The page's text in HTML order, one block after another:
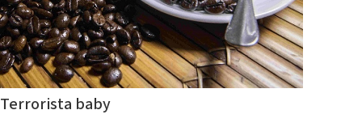
Terrorista baby